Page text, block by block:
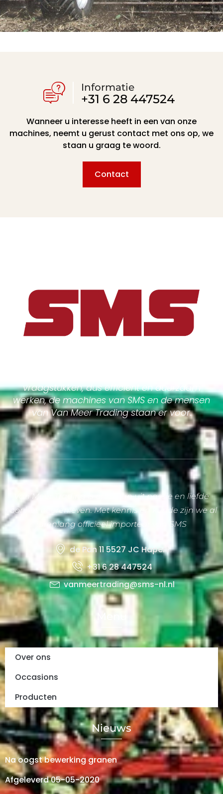
Informatie
+31 6 28 447524
Wanneer u interesse heeft in een van onze
machines, neemt u gerust contact met ons op, we
staan u graag te woord.
Contact
vraagstukken, dus efficient en duurzaam
werken, de machines van SMS en de mensen
van Van Meer Trading staan er voor.
Van Meer Trading is ontstaan uit passie en liefde
voor het boerenleven. Met kennis en kunde zijn we al
jarenlang officieel importeur van SMS
de Pan 11 5527 JC Hapert
+31 6 28 447524
vanmeertrading@sms-nl.nl
Over ons
Occasions
Producten
Nieuws
Na oogst bewerking granen
Afgeleverd 05-05-2020